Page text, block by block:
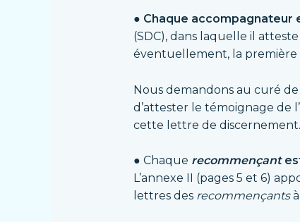
● Chaque accompagnateur
(SDC), dans laquelle il
éventuellement, la première
Nous demandons au curé
d’attester le témoignage de
cette lettre de discernement.
● Chaque recommençant
L’annexe II (pages 5 et 6)
lettres des recommençantsà